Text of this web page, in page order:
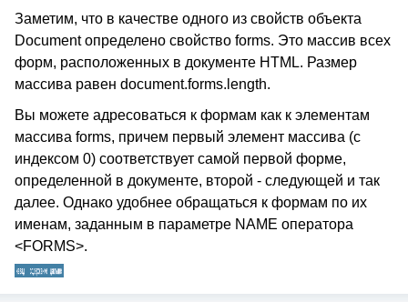
Заметим, что в качестве одного из свойств объекта
Document определено свойство forms. Это массив всех
форм, расположенных в документе HTML. Размер
массива равен document.forms.length.
Вы можете адресоваться к формам как к элементам
массива forms, причем первый элемент массива (с
индексом 0) соответствует самой первой форме,
определенной в документе, второй - следующей и так
далее. Однако удобнее обращаться к формам по их
именам, заданным в параметре NAME оператора
<FORMS>.